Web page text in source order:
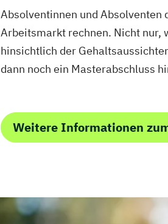
Absolventinnen und Absolventen
Arbeitsmarkt rechnen. Nicht nur,
hinsichtlich der
dann noch ein Masterabschluss
Weitere Informationen